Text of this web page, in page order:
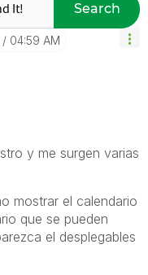
Search
04:59 AM
y me surgen varias
mostrar el calendario
que se pueden
el desplegables